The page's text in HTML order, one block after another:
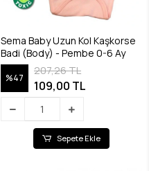
Sema Baby Uzun Kol Kaşkorse
Badi (Body) - Pembe 0-6 Ay
%47
207,26 TL
109,00 TL
Sepete Ekle